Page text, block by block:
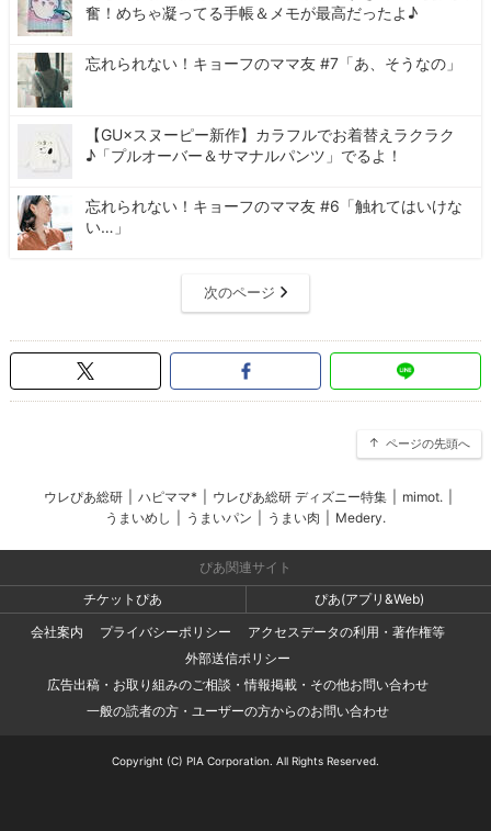
奮！めちゃ凝ってる手帳＆メモが最高だったよ♪
忘れられない！キョーフのママ友 #7「あ、そうなの」
【GU×スヌーピー新作】カラフルでお着替えラクラク
♪「プルオーバー＆サマナルパンツ」でるよ！
忘れられない！キョーフのママ友 #6「触れてはいけな
い…」
次のページ
ページの先頭へ
ウレぴあ総研 ハピママ* ウレぴあ総研 ディズニー特集 mimot.
うまいめし
うまいパン うまい肉 Medery.
ぴあ関連サイト
チケットぴあ
ぴあ(アプリ&Web)
会社案内
プライバシーポリシー
アクセスデータの利用・著作権等
外部送信ポリシー
広告出稿・お取り組みのご相談・情報掲載・その他お問い合わせ
一般の読者の方・ユーザーの方からのお問い合わせ
Copyright (C) PIA Corporation. All Rights Reserved.